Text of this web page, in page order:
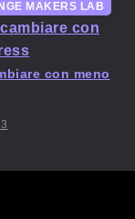
MAKERS LAB
con meno